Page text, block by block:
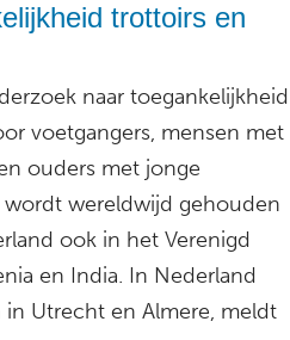
trottoirs en
naar toegankelijkheid
voetgangers, mensen met
ouders met jonge
wereldwijd gehouden
ook in het Verenigd
en India. In Nederland
Utrecht en Almere, meldt